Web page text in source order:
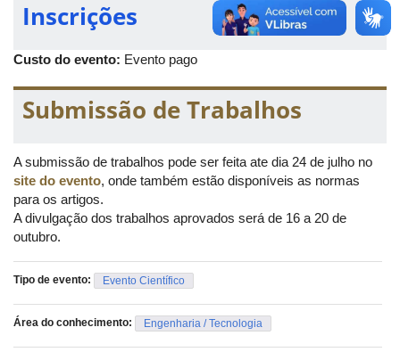
Inscrições
Custo do evento: Evento pago
Submissão de Trabalhos
A submissão de trabalhos pode ser feita ate dia 24 de julho no
site do evento, onde também estão disponíveis as normas
para os artigos.
A divulgação dos trabalhos aprovados será de 16 a 20 de
outubro.
Tipo de evento: Evento Científico
Área do conhecimento: Engenharia / Tecnologia